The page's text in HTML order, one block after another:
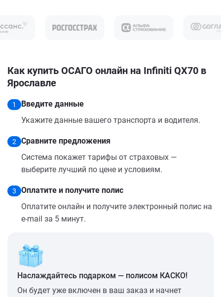
Как купить ОСАГО онлайн на Infiniti QX70 в
Ярославле
1
Введите данные
Укажите данные вашего транспорта и водителя.
2
Сравните предложения
Система покажет тарифы от страховых —
выберите лучший по цене и условиям.
3
Оплатите и получите полис
Оплатите онлайн и получите электронный полис на
e-mail за 5 минут.
Наслаждайтесь подарком — полисом КАСКО!
Он будет уже включен в ваш заказ и начнет